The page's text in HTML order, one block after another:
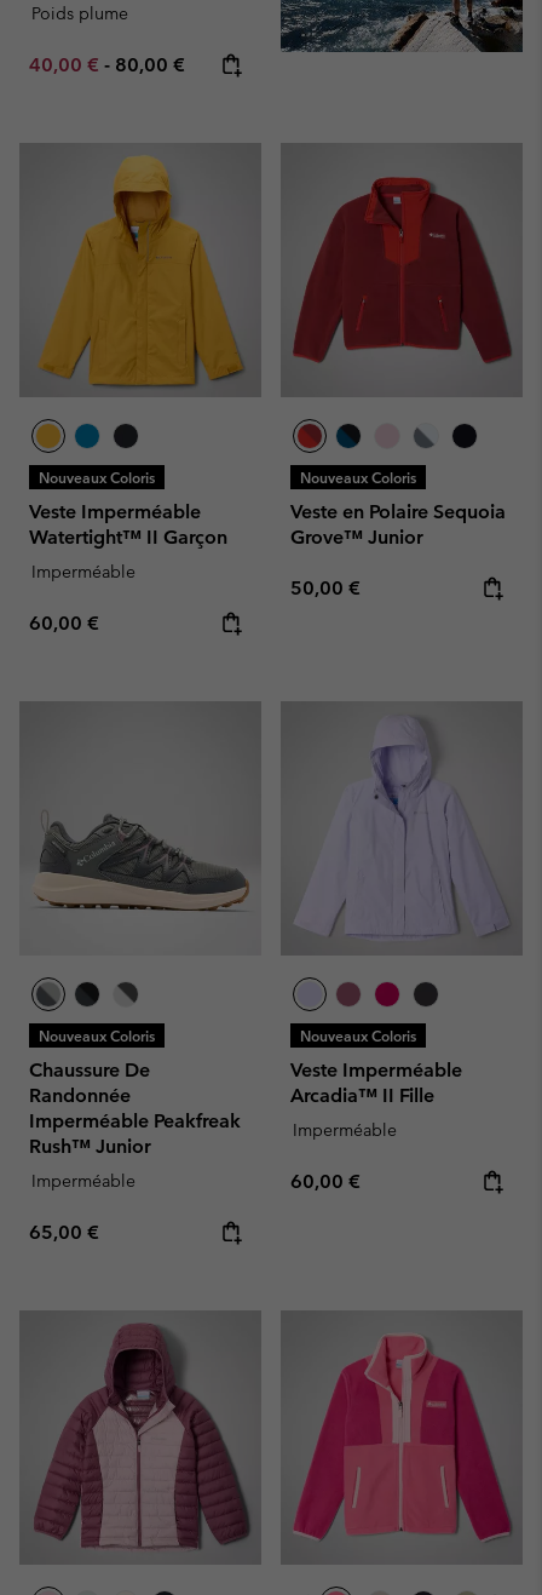
Poids plume
Minimum sale price:
40,00 € - Maximum price:
80,00 €
Nouveaux Coloris
Veste Imperméable
Watertight™ II Garçon
Imperméable
Regular price:
60,00 €
Nouveaux Coloris
Veste en Polaire Sequoia
Grove™ Junior
Regular price:
50,00 €
Nouveaux Coloris
Chaussure De
Randonnée
Imperméable Peakfreak
Rush™ Junior
Imperméable
Regular price:
65,00 €
Nouveaux Coloris
Veste Imperméable
Arcadia™ II Fille
Imperméable
Regular price:
60,00 €